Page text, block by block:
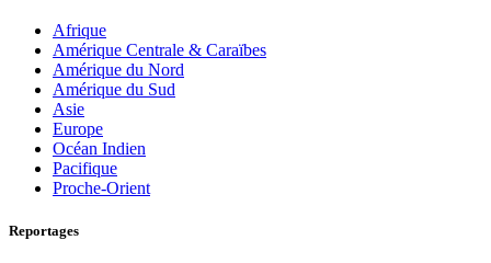
Afrique
Amérique Centrale & Caraïbes
Amérique du Nord
Amérique du Sud
Asie
Europe
Océan Indien
Pacifique
Proche-Orient
Reportages